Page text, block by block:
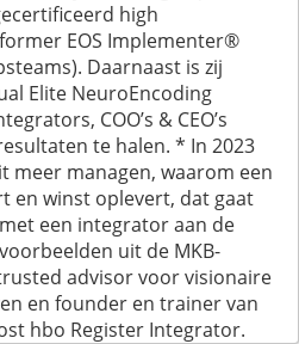
high
EOS Implementer®
Daarnaast is zij
Elite NeuroEncoding
COO’s & CEO’s
te halen. * In 2023
meer managen, waarom een
en winst oplevert, dat gaat
een integrator aan de
uit de MKB-
advisor voor visionaire
en founder en trainer van
hbo Register Integrator.